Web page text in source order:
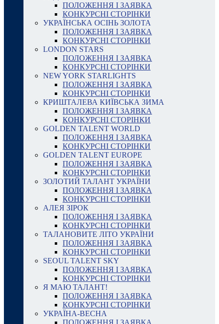
ПОЛОЖЕННЯ І ЗАЯВКА
КОНКУРСНІ СТОРІНКИ
УКРАЇНСЬКА ОСІНЬ ЗОЛОТА
ПОЛОЖЕННЯ І ЗАЯВКА
КОНКУРСНІ СТОРІНКИ
LONDON STARS
ПОЛОЖЕННЯ І ЗАЯВКА
КОНКУРСНІ СТОРІНКИ
NEW YORK STARLIGHTS
ПОЛОЖЕННЯ І ЗАЯВКА
КОНКУРСНІ СТОРІНКИ
КРИШТАЛЕВА КИЇВСЬКА ЗИМА
ПОЛОЖЕННЯ І ЗАЯВКА
КОНКУРСНІ СТОРІНКИ
GOLDEN TALENT WORLD
ПОЛОЖЕННЯ І ЗАЯВКА
КОНКУРСНІ СТОРІНКИ
GOLDEN TALENT EUROPE
ПОЛОЖЕННЯ І ЗАЯВКА
КОНКУРСНІ СТОРІНКИ
ЗОЛОТИЙ ТАЛАНТ УКРАЇНИ
ПОЛОЖЕННЯ І ЗАЯВКА
КОНКУРСНІ СТОРІНКИ
АЛЕЯ ЗІРОК
ПОЛОЖЕННЯ І ЗАЯВКА
КОНКУРСНІ СТОРІНКИ
ТАЛАНОВИТЕ ЛІТО УКРАЇНИ
ПОЛОЖЕННЯ І ЗАЯВКА
КОНКУРСНІ СТОРІНКИ
SEOUL TALENT SKY
ПОЛОЖЕННЯ І ЗАЯВКА
КОНКУРСНІ СТОРІНКИ
Я МАЮ ТАЛАНТ!
ПОЛОЖЕННЯ І ЗАЯВКА
КОНКУРСНІ СТОРІНКИ
УКРАЇНА-ВЕСНА
ПОЛОЖЕННЯ І ЗАЯВКА